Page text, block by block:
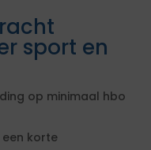
sport en
op minimaal hbo
korte